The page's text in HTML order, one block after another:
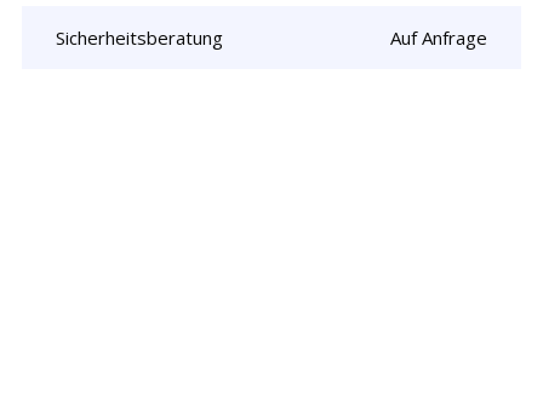
Sicherheitsberatung Auf Anfrage